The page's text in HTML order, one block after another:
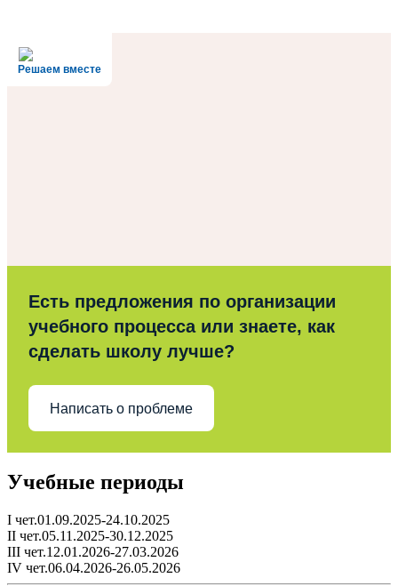
Решаем вместе
Есть предложения по организации
учебного процесса или знаете, как
сделать школу лучше?
Написать о проблеме
Учебные периоды
I чет.01.09.2025-24.10.2025
II чет.05.11.2025-30.12.2025
III чет.12.01.2026-27.03.2026
IV чет.06.04.2026-26.05.2026